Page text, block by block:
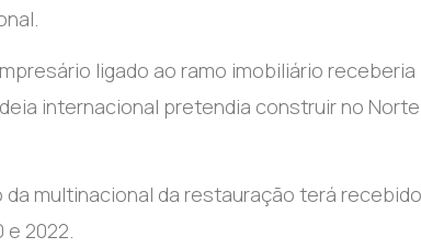
ligado ao ramo imobiliário receberia
internacional pretendia construir no
multinacional da restauração terá
2022.